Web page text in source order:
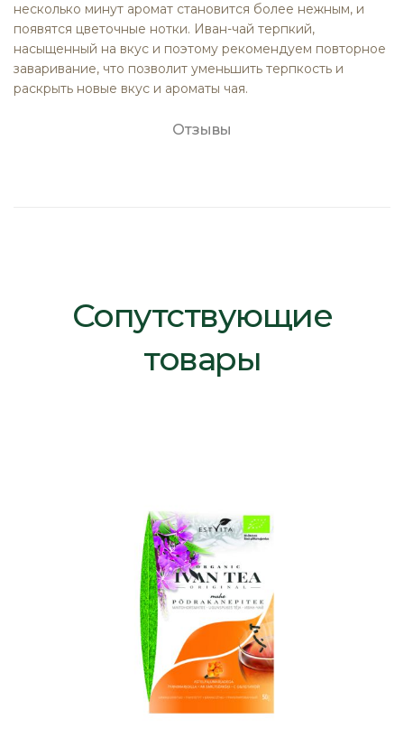
несколько минут аромат становится более нежным, и
появятся цветочные нотки. Иван-чай терпкий,
насыщенный на вкус и поэтому рекомендуем повторное
заваривание, что позволит уменьшить терпкость и
раскрыть новые вкус и ароматы чая.
Отзывы
Сопутствующие
товары